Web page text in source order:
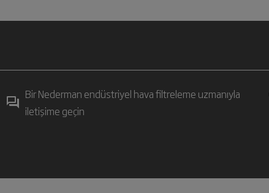
Bir Nederman endüstriyel hava filtreleme uzmanıyla
iletişime geçin